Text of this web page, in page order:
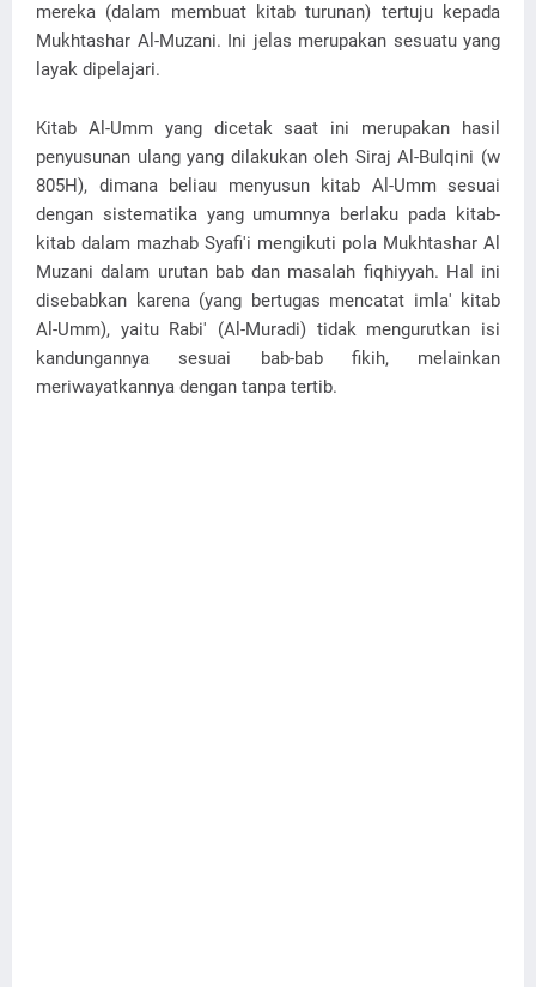
mereka (dalam membuat kitab turunan) tertuju kepada
Mukhtashar Al-Muzani. Ini jelas merupakan sesuatu yang
layak dipelajari.
Kitab Al-Umm yang dicetak saat ini merupakan hasil
penyusunan ulang yang dilakukan oleh Siraj Al-Bulqini (w
805H), dimana beliau menyusun kitab Al-Umm sesuai
dengan sistematika yang umumnya berlaku pada kitab-
kitab dalam mazhab Syafi'i mengikuti pola Mukhtashar Al
Muzani dalam urutan bab dan masalah fiqhiyyah. Hal ini
disebabkan karena (yang bertugas mencatat imla' kitab
Al-Umm), yaitu Rabi' (Al-Muradi) tidak mengurutkan isi
kandungannya sesuai bab-bab fikih, melainkan
meriwayatkannya dengan tanpa tertib.